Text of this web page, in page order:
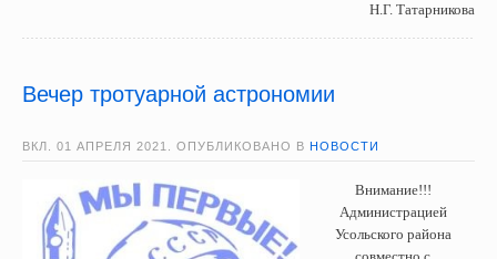
Н.Г. Татарникова
Вечер тротуарной астрономии
ВКЛ. 01 АПРЕЛЯ 2021. ОПУБЛИКОВАНО В НОВОСТИ
Внимание!!!
Администрацией
Усольского района